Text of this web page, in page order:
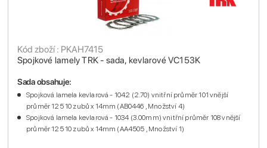
Spojkové lamely TRK - sada, kevlarové VC153K
Kód zboží : PKAH7415
Sada obsahuje:
Spojková lamela kevlarová - 1042 (2.70) vnitřní průměr 101 vnější
průměr 125 10 zubů x 14mm (AB0446 , Množství 4)
Spojková lamela kevlarová - 1034 (3.00mm) vnitřní průměr 108 vnější
průměr 125 10 zubů x 14mm (AA4505 , Množství 1)